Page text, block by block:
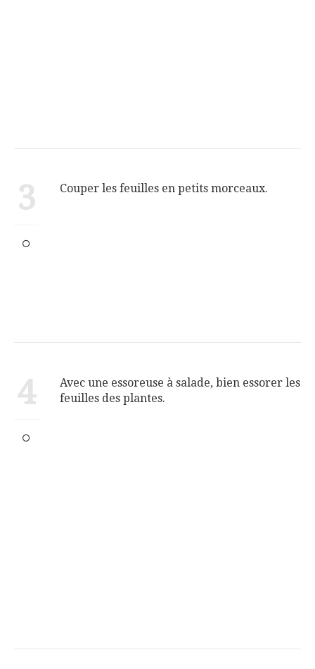
3 Couper les feuilles en petits morceaux.
4
Avec une essoreuse à salade, bien essorer les
feuilles des plantes.